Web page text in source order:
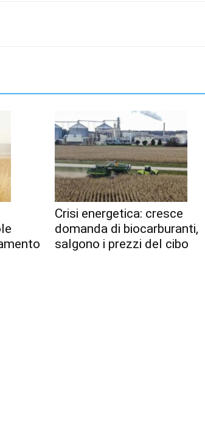
Crisi energetica: cresce
domanda di biocarburanti,
salgono i prezzi del cibo